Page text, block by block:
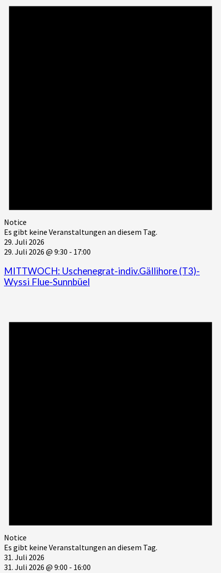
Notice
Es gibt keine Veranstaltungen an diesem Tag.
29. Juli 2026
29. Juli 2026 @ 9:30 - 17:00
MITTWOCH: Uschenegrat-indiv.Gällihore (T3)-
Wyssi Flue-Sunnbüel
Notice
Es gibt keine Veranstaltungen an diesem Tag.
31. Juli 2026
31. Juli 2026 @ 9:00 - 16:00